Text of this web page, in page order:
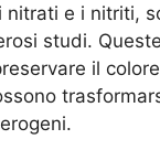
nitrati e i nitriti,
studi.
il